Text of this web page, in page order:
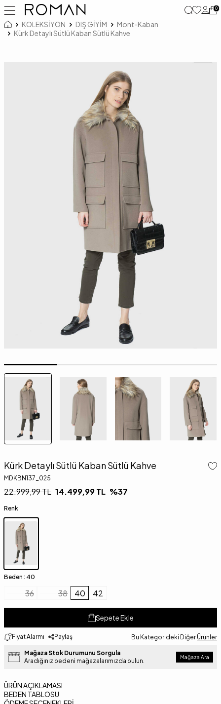
0
KOLEKSİYON DIŞ GİYİM
Mont-Kaban
Kürk Detaylı Sütlü Kaban Sütlü Kahve
Kürk Detaylı Sütlü Kaban Sütlü Kahve
MDKBN137_025
22.999,99TL 14.499,99TL %37
Renk
Beden : 40
36 38 40 42
Sepete Ekle
Fiyat Alarmı Paylaş Bu Kategorideki Diğer Ürünler
Mağaza Stok Durumunu Sorgula
Aradığınız bedeni mağazalarımızda bulun.
Mağaza Ara
ÜRÜN AÇIKLAMASI
BEDEN TABLOSU